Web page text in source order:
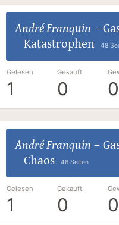
André Franquin –
Katastrophen
48
Gelesen
1
Gekauft
0 0
André Franquin –
Chaos
48 Seiten
Gelesen
1
Gekauft
0 0